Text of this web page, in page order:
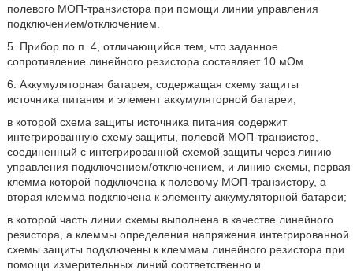
полевого МОП-транзистора при помощи линии управления
подключением/отключением.
5. Прибор по п. 4, отличающийся тем, что заданное
сопротивление линейного резистора составляет 10 мОм.
6. Аккумуляторная батарея, содержащая схему защиты
источника питания и элемент аккумуляторной батареи,
в которой схема защиты источника питания содержит
интегрированную схему защиты, полевой МОП-транзистор,
соединенный с интегрированной схемой защиты через линию
управления подключением/отключением, и линию схемы, первая
клемма которой подключена к полевому МОП-транзистору, а
вторая клемма подключена к элементу аккумуляторной батареи;
в которой часть линии схемы выполнена в качестве линейного
резистора, а клеммы определения напряжения интегрированной
схемы защиты подключены к клеммам линейного резистора при
помощи измерительных линий соответственно и